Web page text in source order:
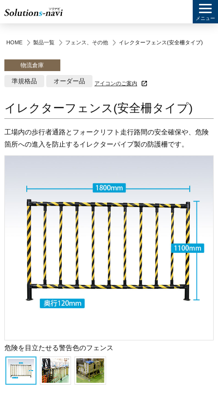
HOME 製品一覧 フェンス その他 イレクターフェンス(安全柵タイプ)
物流倉庫
準規格品 オーダー品 アイコンのご案内
イレクターフェンス(安全柵タイプ)
工場内の歩行者通路とフォークリフト走行路間の安全確保や、危険
箇所への進入を防止するイレクターパイプ製の防護柵です。
危険を目立たせる警告色のフェンス
メニュー